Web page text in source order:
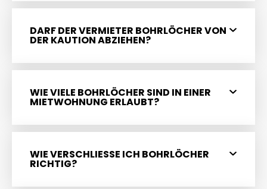
DARF DER VERMIETER BOHRLÖCHER VON
DER KAUTION ABZIEHEN?
WIE VIELE BOHRLÖCHER SIND IN EINER
MIETWOHNUNG ERLAUBT?
WIE VERSCHLIESSE ICH BOHRLÖCHER R
ICHTIG?